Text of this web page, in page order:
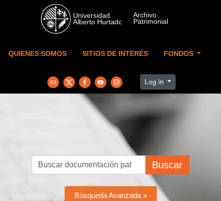
Skip to main content
QUIENES SOMOS SITIOS DE INTERÉS FONDOS
Log in
Buscar
Búsqueda Avanzada »